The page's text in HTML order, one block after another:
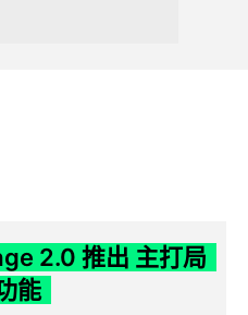
2.0 推出 主打局
能